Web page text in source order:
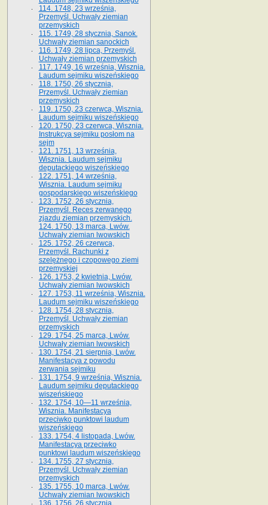
114. 1748, 23 września,
Przemyśl. Uchwały ziemian
przemyskich
115. 1749, 28 stycznia, Sanok.
Uchwały ziemian sanockich
116. 1749, 28 lipca, Przemyśl.
Uchwały ziemian przemyskich
117. 1749, 16 września, Wisznia.
Laudum sejmiku wiszeńskiego
118. 1750, 26 stycznia,
Przemyśl. Uchwały ziemian
przemyskich
119. 1750, 23 czerwca, Wisznia.
Laudum sejmiku wiszeńskiego
120. 1750, 23 czerwca, Wisznia.
Instrukcya sejmiku posłom na
sejm
121. 1751, 13 września,
Wisznia. Laudum sejmiku
deputackiego wiszeńskiego
122. 1751, 14 września,
Wisznia. Laudum sejmiku
gospodarskiego wiszeńskiego
123. 1752, 26 stycznia,
Przemyśl. Reces zerwanego
zjazdu ziemian przemyskich.
124. 1750, 13 marca, Lwów.
Uchwały ziemian lwowskich
125. 1752, 26 czerwca,
Przemyśl. Rachunki z
szelężnego i czopowego ziemi
przemyskiej
126. 1753, 2 kwietnia, Lwów.
Uchwały ziemian lwowskich
127. 1753, 11 września, Wisznia.
Laudum sejmiku wiszeńskiego
128. 1754, 28 stycznia,
Przemyśl. Uchwały ziemian
przemyskich
129. 1754, 25 marca, Lwów.
Uchwały ziemian lwowskich
130. 1754, 21 sierpnia, Lwów.
Manifestacya z powodu
zerwania sejmiku
131. 1754, 9 września, Wisznia.
Laudum sejmiku deputackiego
wiszeńskiego
132. 1754, 10—11 września,
Wisznia. Manifestacya
przeciwko punktowi laudum
wiszeńskiego
133. 1754, 4 listopada, Lwów.
Manifestacya przeciwko
punktowi laudum wiszeńskiego
134. 1755, 27 stycznia,
Przemyśl. Uchwały ziemian
przemyskich
135. 1755, 10 marca, Lwów.
Uchwały ziemian lwowskich
136. 1756, 26 stycznia,